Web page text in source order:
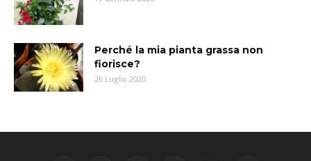
Perché la mia pianta grassa non
fiorisce?
26 Luglio 2020